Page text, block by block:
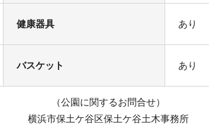
健康器具 あり
バスケット あり
（公園に関するお問合せ）
横浜市保土ケ谷区保土ケ谷土木事務所